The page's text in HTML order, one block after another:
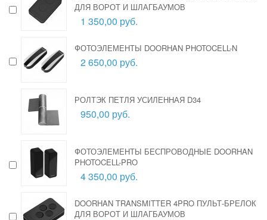
ДЛЯ ВОРОТ И ШЛАГБАУМОВ
1 350,00 руб.
ФОТОЭЛЕМЕНТЫ DOORHAN PHOTOCELL-N
2 650,00 руб.
РОЛТЭК ПЕТЛЯ УСИЛЕННАЯ D34
950,00 руб.
ФОТОЭЛЕМЕНТЫ БЕСПРОВОДНЫЕ DOORHAN
PHOTOCELL-PRO
4 350,00 руб.
DOORHAN TRANSMITTER 4PRO ПУЛЬТ-БРЕЛОК
ДЛЯ ВОРОТ И ШЛАГБАУМОВ